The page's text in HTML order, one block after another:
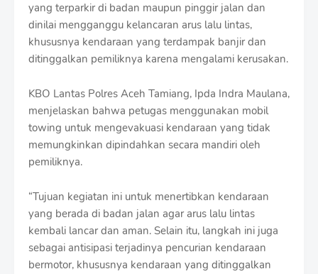
yang terparkir di badan maupun pinggir jalan dan
dinilai mengganggu kelancaran arus lalu lintas,
khususnya kendaraan yang terdampak banjir dan
ditinggalkan pemiliknya karena mengalami kerusakan.
KBO Lantas Polres Aceh Tamiang, Ipda Indra Maulana,
menjelaskan bahwa petugas menggunakan mobil
towing untuk mengevakuasi kendaraan yang tidak
memungkinkan dipindahkan secara mandiri oleh
pemiliknya.
“Tujuan kegiatan ini untuk menertibkan kendaraan
yang berada di badan jalan agar arus lalu lintas
kembali lancar dan aman. Selain itu, langkah ini juga
sebagai antisipasi terjadinya pencurian kendaraan
bermotor, khususnya kendaraan yang ditinggalkan